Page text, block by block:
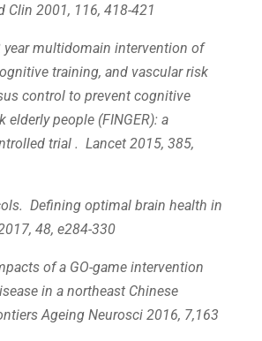
Clin 2001, 116, 418-421
multidomain intervention of
training, and vascular risk
control to prevent cognitive
elderly people (FINGER): a
trial . Lancet 2015, 385,
Defining optimal brain health in
48, e284-330
of a GO-game intervention
in a northeast Chinese
Ageing Neurosci 2016, 7,163